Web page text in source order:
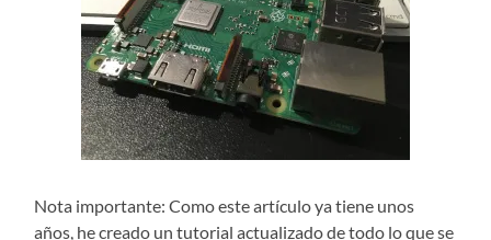
Nota importante: Como este artículo ya tiene unos
años, he creado un tutorial actualizado de todo lo que se